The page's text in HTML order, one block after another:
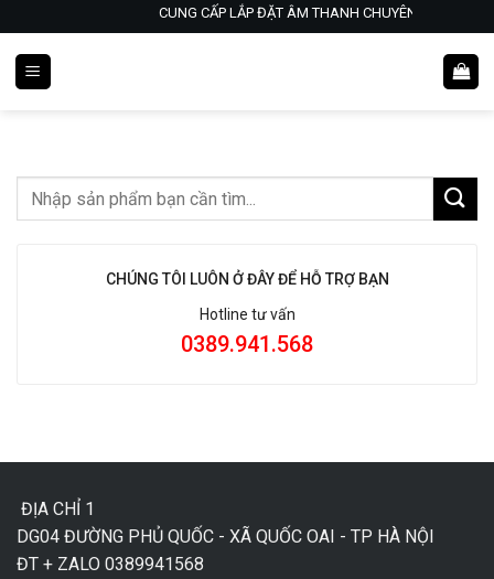
to
content
CUNG CẤP LẮP ĐẶT ÂM THANH CHUYÊN NGHIỆP-
CHÚNG TÔI LUÔN Ở ĐÂY ĐỂ HỖ TRỢ BẠN
Hotline tư vấn
0389.941.568
ĐỊA CHỈ 1
DG04 ĐƯỜNG PHỦ QUỐC - XÃ QUỐC OAI - TP HÀ NỘI
ĐT + ZALO 0389941568